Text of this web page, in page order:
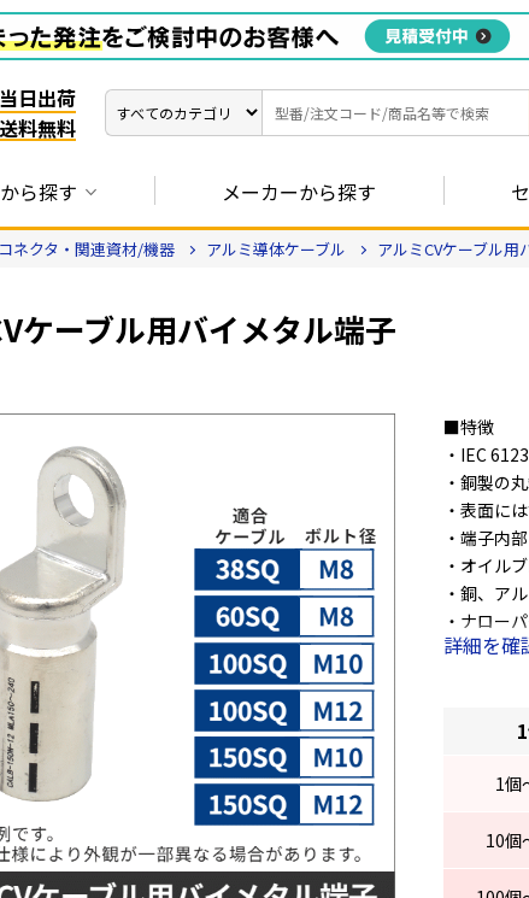
当日出荷
送料無料
ら探す メーカーから探す
ネクタ・関連資材/機器 アルミ導体ケーブル アルミCVケーブル
ケーブル用バイメタル端子
■特徴
・IEC
・銅製の
・表面に
・端子内
・オイル
・銅、ア
・ナロー
・圧縮指
詳細を確
1個
10個